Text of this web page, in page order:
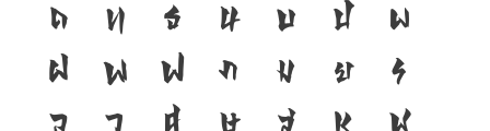
ถ ท ธ น บ ป ผ
ฝ พ ฟ ภ ม ย ร